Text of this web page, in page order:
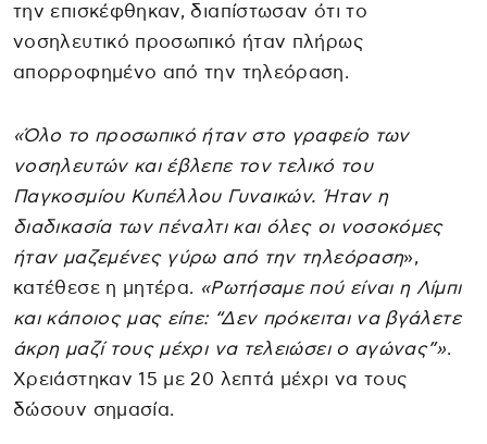
την επισκέφθηκαν, διαπίστωσαν ότι το
νοσηλευτικό προσωπικό ήταν πλήρως
απορροφημένο από την τηλεόραση.
«Όλο το προσωπικό ήταν στο γραφείο των
νοσηλευτών και έβλεπε τον τελικό του
Παγκοσμίου Κυπέλλου Γυναικών. Ήταν η
διαδικασία των πέναλτι και όλες οι νοσοκόμες
ήταν μαζεμένες γύρω από την τηλεόραση»,
κατέθεσε η μητέρα. «Ρωτήσαμε πού είναι η Λίμπι
και κάποιος μας είπε: “Δεν πρόκειται να βγάλετε
άκρη μαζί τους μέχρι να τελειώσει ο αγώνας”».
Χρειάστηκαν 15 με 20 λεπτά μέχρι να τους
δώσουν σημασία.